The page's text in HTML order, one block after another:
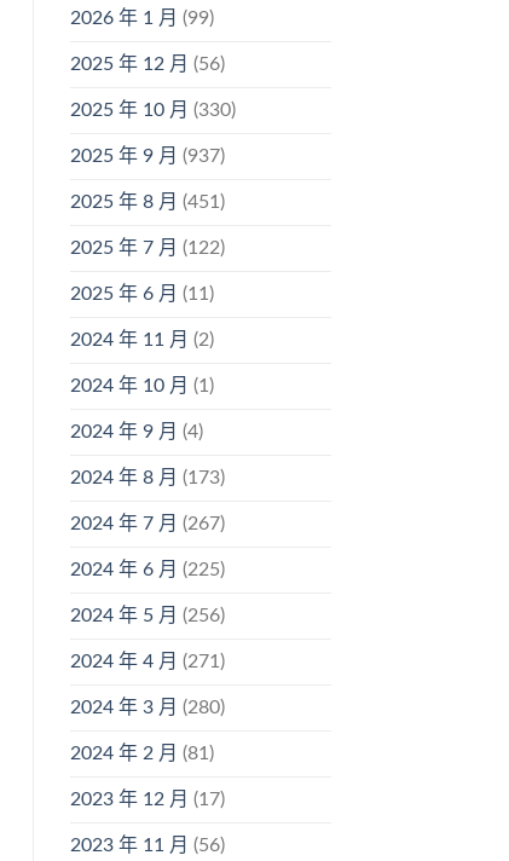
2026 年 1 月 (99)
2025 年 12 月 (56)
2025 年 10 月 (330)
2025 年 9 月 (937)
2025 年 8 月 (451)
2025 年 7 月 (122)
2025 年 6 月 (11)
2024 年 11 月 (2)
2024 年 10 月 (1)
2024 年 9 月 (4)
2024 年 8 月 (173)
2024 年 7 月 (267)
2024 年 6 月 (225)
2024 年 5 月 (256)
2024 年 4 月 (271)
2024 年 3 月 (280)
2024 年 2 月 (81)
2023 年 12 月 (17)
2023 年 11 月 (56)